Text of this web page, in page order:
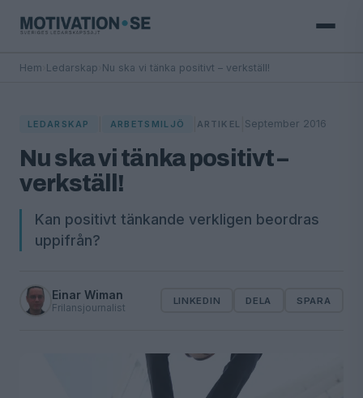
Hem Ledarskap Nu ska vi tänka positivt – verkställ!
LEDARSKAP ARBETSMILJÖ ARTIKEL September 2016
Nu ska vi tänka positivt –
verkställ!
Kan positivt tänkande verkligen beordras
uppifrån?
Einar Wiman
Frilansjournalist
LINKEDIN DELA SPARA